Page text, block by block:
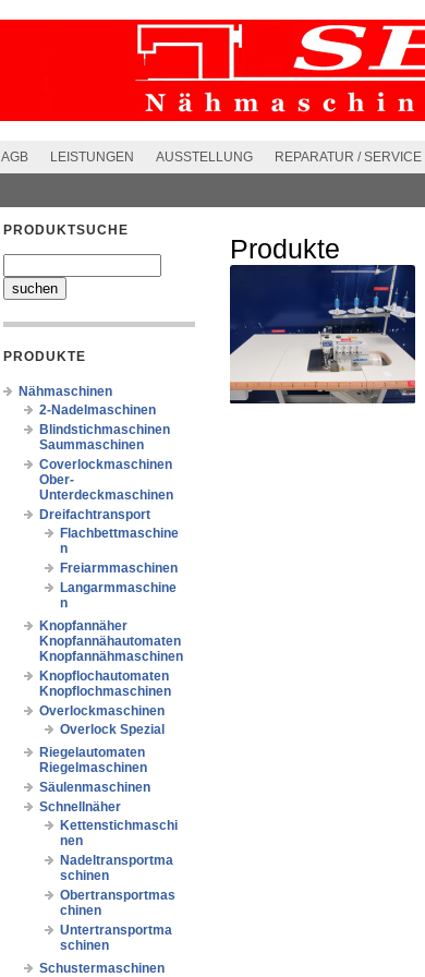
AGB LEISTUNGEN AUSSTELLUNG REPARATUR / SERVICE
PRODUKTSUCHE
PRODUKTE
Nähmaschinen
2-Nadelmaschinen
Blindstichmaschinen
Saummaschinen
Coverlockmaschinen
Ober-
Unterdeckmaschinen
Dreifachtransport
Flachbettmaschine
n
Freiarmmaschinen
Langarmmaschine
n
Knopfannäher
Knopfannähautomaten
Knopfannähmaschinen
Knopflochautomaten
Knopflochmaschinen
Overlockmaschinen
Overlock Spezial
Riegelautomaten
Riegelmaschinen
Säulenmaschinen
Schnellnäher
Kettenstichmaschi
nen
Nadeltransportma
schinen
Obertransportmas
chinen
Untertransportma
schinen
Schustermaschinen
Produkte